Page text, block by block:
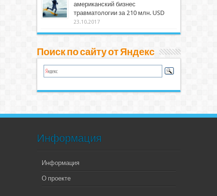
американский бизнес
травматологии за 210 млн. USD
23.10.2017
Поиск по сайту от Яндекс
Информация
Информация
О проекте